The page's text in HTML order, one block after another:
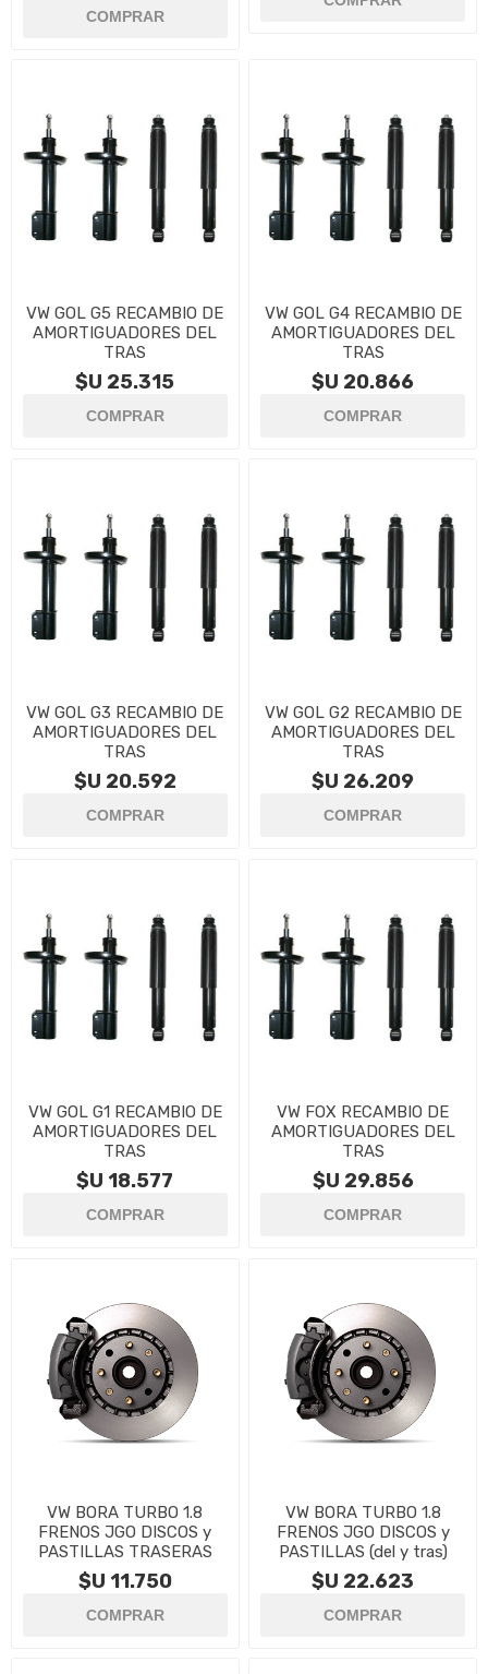
VW GOL G5 RECAMBIO DE
AMORTIGUADORES DEL
TRAS
$U 25.315
VW GOL G4 RECAMBIO DE
AMORTIGUADORES DEL
TRAS
$U 20.866
VW GOL G3 RECAMBIO DE
AMORTIGUADORES DEL
TRAS
$U 20.592
VW GOL G2 RECAMBIO DE
AMORTIGUADORES DEL
TRAS
$U 26.209
VW GOL G1 RECAMBIO DE
AMORTIGUADORES DEL
TRAS
$U 18.577
VW FOX RECAMBIO DE
AMORTIGUADORES DEL
TRAS
$U 29.856
VW BORA TURBO 1.8
FRENOS JGO DISCOS y
PASTILLAS TRASERAS
$U 11.750
VW BORA TURBO 1.8
FRENOS JGO DISCOS y
PASTILLAS (del y tras)
$U 22.623